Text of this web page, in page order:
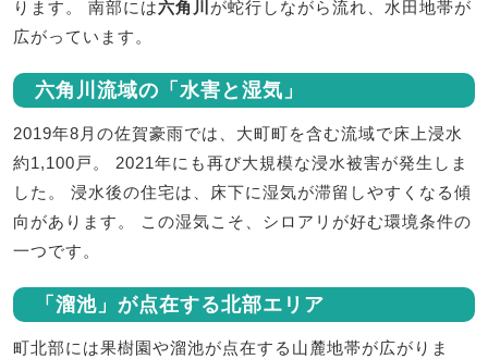
ります。 南部には六角川 が蛇行しながら流れ、水田地帯が
広がっています。
六角川流域の「水害と湿気」
2019年8月の佐賀豪雨では、大町町を含む流域で床上浸水
約1,100戸。 2021年にも再び大規模な浸水被害が発生しま
した。 浸水後の住宅は、床下に湿気が滞留しやすくなる傾
向があります。 この湿気こそ、シロアリが好む環境条件の
一つです。
「溜池」が点在する北部エリア
町北部には果樹園や溜池が点在する山麓地帯が広がりま